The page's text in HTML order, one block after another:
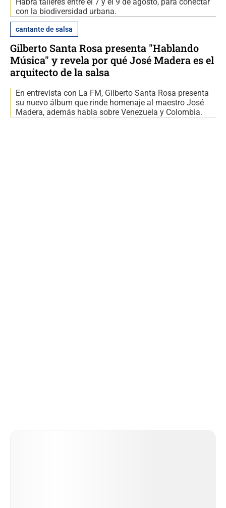
con la biodiversidad urbana.
cantante de salsa
Gilberto Santa Rosa presenta "Hablando
Música" y revela por qué José Madera es el
arquitecto de la salsa
En entrevista con La FM, Gilberto Santa Rosa presenta
su nuevo álbum que rinde homenaje al maestro José
Madera, además habla sobre Venezuela y Colombia.